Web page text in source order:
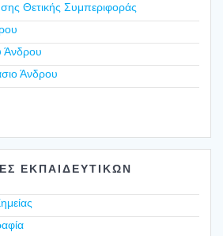
Θετικής Συμπεριφοράς
Άνδρου
Άνδρου
ΕΚΠΑΙΔΕΥΤΙΚΩΝ